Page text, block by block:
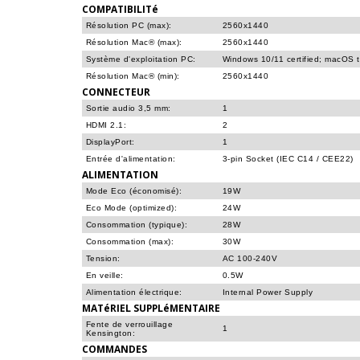
COMPATIBILITé
Résolution PC (max):
2560x1440
Résolution Mac® (max):
2560x1440
Système d'exploitation PC:
Windows 10/11 certified; macOS
Résolution Mac® (min):
2560x1440
CONNECTEUR
Sortie audio 3,5 mm:
1
HDMI 2.1:
2
DisplayPort:
1
Entrée d'alimentation:
3-pin Socket (IEC C14 / CEE22)
ALIMENTATION
Mode Eco (économisé):
19W
Eco Mode (optimized):
24W
Consommation (typique):
28W
Consommation (max):
30W
Tension:
AC 100-240V
En veille:
0.5W
Alimentation électrique:
Internal Power Supply
MATéRIEL SUPPLéMENTAIRE
Fente de verrouillage
Kensington:
1
COMMANDES